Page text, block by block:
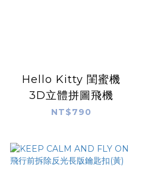
Hello Kitty 閨蜜機
3D立體拼圖飛機
NT$790